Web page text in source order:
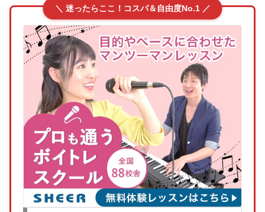
＼ 迷ったらここ！コスパ＆自由度No.1 ／